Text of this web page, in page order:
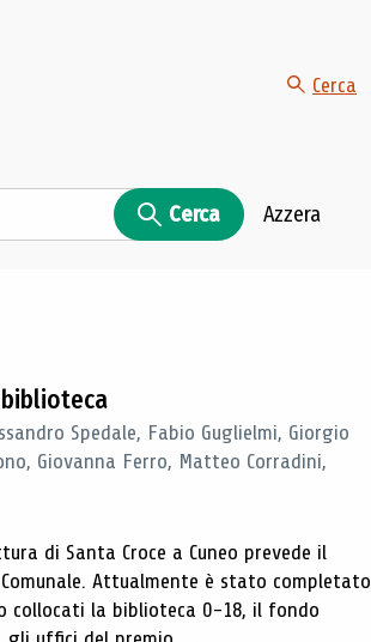
Cerca
Cerca Azzera
biblioteca
Spedale, Fabio Guglielmi, Giorgio
Giovanna Ferro, Matteo Corradini,
di Santa Croce a Cuneo prevede il
Attualmente è stato completato
collocati la biblioteca 0-18, il fondo